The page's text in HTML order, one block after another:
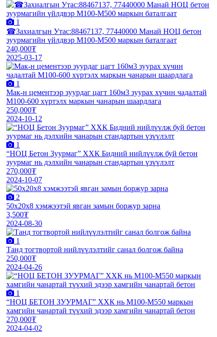
1
☎Захиалгын Утас:88467137, 77440000 Манай НОЦ бетон
зуурмагийн үйлдвэр M100-M500 маркын баталгаат
240,000₮
2025-03-17
1
Мак-н цементээр зуурдаг цагт 160м3 зуурах хүчин чадалтай
М100-600 хүртэлх маркын чанарын шаардлага
250,000₮
2024-10-12
1
“НОЦ Бетон Зуурмаг” ХХК Бидний нийлүүлж буй бетон
зуурмаг нь дэлхийн чанарын стандартын үзүүлэлт
270,000₮
2024-10-07
2
50х20х8 хэмжээтэй явган замын боржур зарна
3,500₮
2024-08-30
1
Танд тогтвортой нийлүүлэлтийг санал болгож байна
250,000₮
2024-04-26
1
“НОЦ БЕТОН ЗУУРМАГ” ХХК нь М100-М550 маркын
хамгийн чанартай түүхий эдээр хамгийн чанартай бетон
270,000₮
2024-04-02